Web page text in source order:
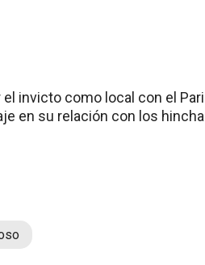
invicto como local con el
en su relación con los